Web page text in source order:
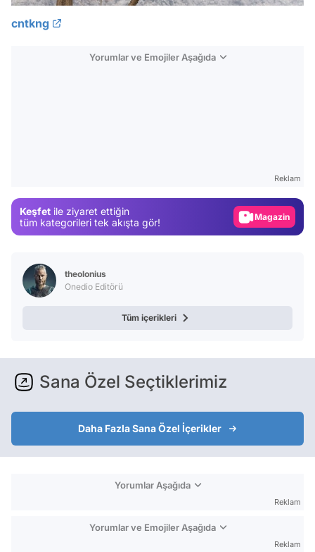
cntkng
Yorumlar ve Emojiler Aşağıda
Reklam
Keşfet ile ziyaret ettiğin
tüm kategorileri tek akışta gör!
Video
theolonius
Onedio Editörü
Tüm içerikleri
Sana Özel Seçtiklerimiz
Daha Fazla Sana Özel İçerikler
Yorumlar Aşağıda
Reklam
Yorumlar ve Emojiler Aşağıda
Reklam